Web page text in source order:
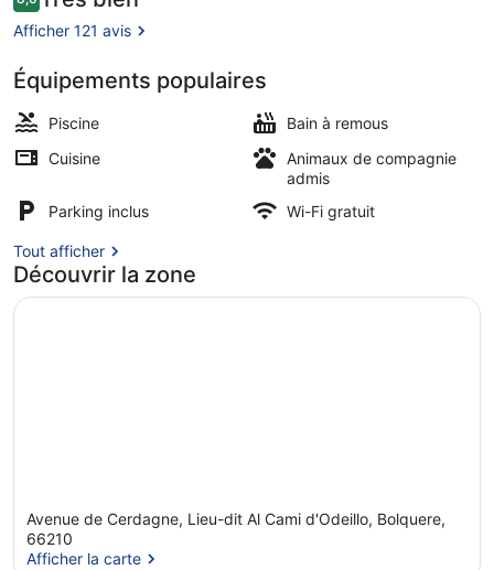
Piscine couverte, accès possible
voyageurs
8,0 sur 10
Afficher 121 avis
Équipements populaires
Piscine
Bain à remous
Cuisine
Animaux de compagnie
admis
Parking inclus
Wi-Fi gratuit
Tout afficher
Découvrir la zone
Avenue de Cerdagne, Lieu-dit Al Cami d'Odeillo, Bolquere,
66210
Afficher la carte